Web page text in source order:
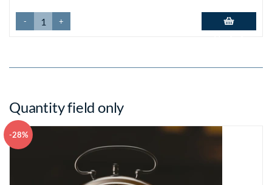
- +
Quantity field only
-28%